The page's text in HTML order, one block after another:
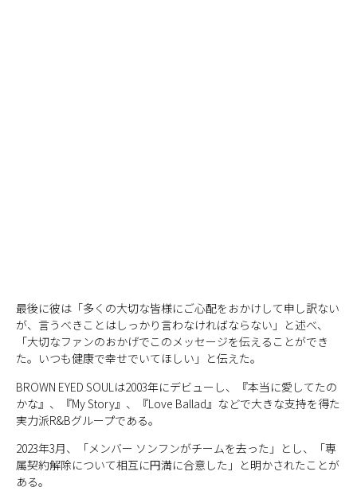
最後に彼は「多くの大切な皆様にご心配をおかけして申し訳ない
が、言うべきことはしっかり言わなければならない」と述べ、
「大切なファンのおかげでこのメッセージを伝えることができ
た。いつも健康で幸せでいてほしい」と伝えた。
BROWN EYED SOULは2003年にデビューし、『本当に愛してたの
かな』、『My Story』、『Love Ballad』などで大きな支持を得た
実力派R&Bグループである。
2023年3月、「メンバー ソンフンがチームを去った」とし、「専
属契約解除について相互に円満に合意した」と明かされたことが
ある。